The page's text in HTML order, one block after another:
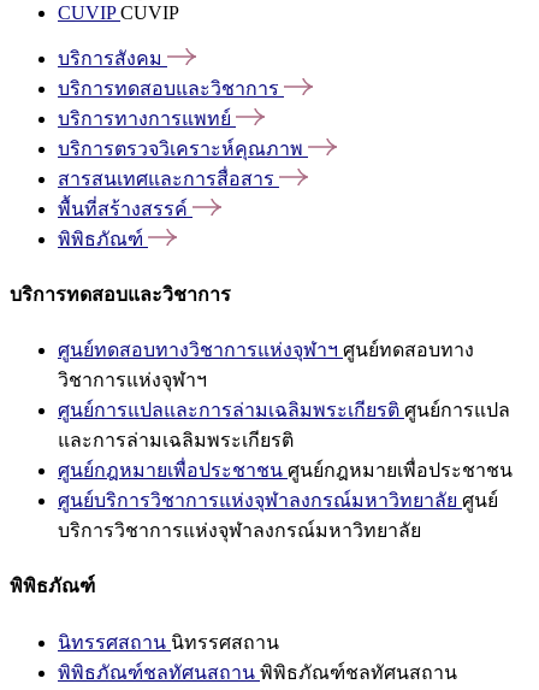
CUVIPCUVIP
บริการสังคม
บริการทดสอบและวิชาการ
บริการทางการแพทย์
บริการตรวจวิเคราะห์คุณภาพ
สารสนเทศและการสื่อสาร
พื้นที่สร้างสรรค์
พิพิธภัณฑ์
บริการทดสอบและวิชาการ
ศูนย์ทดสอบทางวิชาการแห่งจุฬาฯ ศูนย์ทดสอบทาง
วิชาการแห่งจุฬาฯ
ศูนย์การแปลและการล่ามเฉลิมพระเกียรติ ศูนย์การแปล
และการล่ามเฉลิมพระเกียรติ
ศูนย์กฎหมายเพื่อประชาชน ศูนย์กฎหมายเพื่อประชาชน
ศูนย์บริการวิชาการแห่งจุฬาลงกรณ์มหาวิทยาลัย ศูนย์
บริการวิชาการแห่งจุฬาลงกรณ์มหาวิทยาลัย
พิพิธภัณฑ์
นิทรรศสถาน นิทรรศสถาน
พิพิธภัณฑ์ชลทัศนสถาน พิพิธภัณฑ์ชลทัศนสถาน